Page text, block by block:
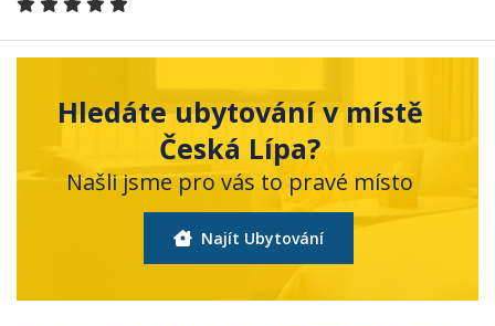
Hledáte ubytování v místě
Česká Lípa?
Našli jsme pro vás to pravé místo
Najít Ubytování